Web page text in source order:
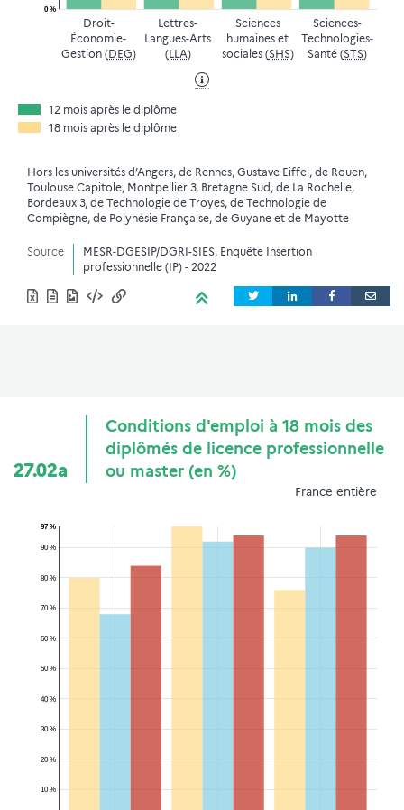
0 %
Droit-
Économie-
Gestion (DEG)
Lettres-
Langues-Arts
(LLA)
Sciences
humaines et
sociales (SHS)
Sciences-
Technologies-
Santé (STS)
12 mois après le diplôme
18 mois après le diplôme
Hors les universités d’Angers, de Rennes, Gustave Eiffel, de Rouen,
Toulouse Capitole, Montpellier 3, Bretagne Sud, de La Rochelle,
Bordeaux 3, de Technologie de Troyes, de Technologie de
Compiègne, de Polynésie Française, de Guyane et de Mayotte
Source
MESR-DGESIP/DGRI-SIES, Enquête Insertion
professionnelle (IP) - 2022
27.02a
Conditions d'emploi à 18 mois des
diplômés de licence professionnelle
ou master (en %)
France entière
10 %
20 %
30 %
40 %
50 %
60 %
70 %
80 %
90 %
97 %